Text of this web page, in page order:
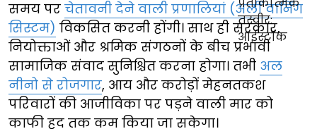
समय पर चेतावनी देने वाली प्रणालियां (अर्ली वार्निंग
सिस्टम) विकसित करनी होंगी। साथ ही सरकार,
नियोक्ताओं और श्रमिक संगठनों के बीच प्रभावी
सामाजिक संवाद सुनिश्चित करना होगा। तभी अल
नीनो से रोजगार, आय और करोड़ों मेहनतकश
परिवारों की आजीविका पर पड़ने वाली मार को
काफी हद तक कम किया जा सकेगा।